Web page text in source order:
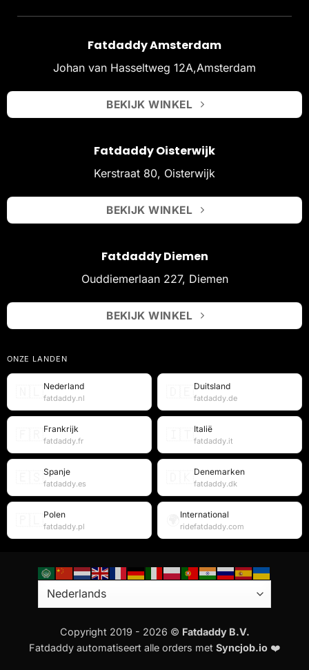
Fatdaddy Amsterdam
Johan van Hasseltweg 12A,Amsterdam
BEKIJK WINKEL
Fatdaddy Oisterwijk
Kerstraat 80, Oisterwijk
BEKIJK WINKEL
Fatdaddy Diemen
Ouddiemerlaan 227, Diemen
BEKIJK WINKEL
ONZE LANDEN
Nederland
fatdaddy.nl
Duitsland
fatdaddy.de
Frankrijk
fatdaddy.fr
Italië
fatdaddy.it
Spanje
fatdaddy.es
Denemarken
fatdaddy.dk
Polen
fatdaddy.pl
International
ridefatdaddy.com
Copyright 2019 - 2026 © Fatdaddy B.V.
Fatdaddy automatiseert alle orders met Syncjob.io ❤️